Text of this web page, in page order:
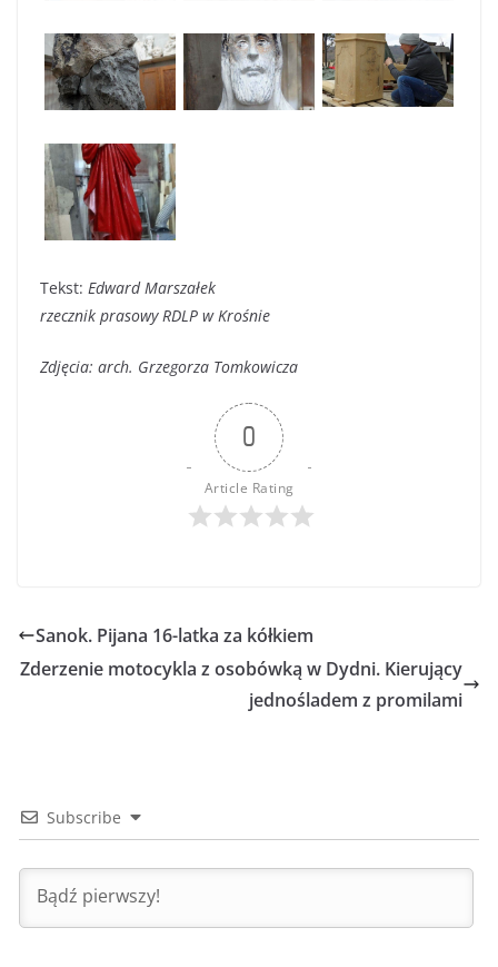
Tekst: Edward Marszałek
rzecznik prasowy RDLP w Krośnie
Zdjęcia: arch. Grzegorza Tomkowicza
0
Article Rating
Sanok. Pijana 16-latka za kółkiem
Zderzenie motocykla z osobówką w Dydni. Kierujący
jednośladem z promilami
Subscribe